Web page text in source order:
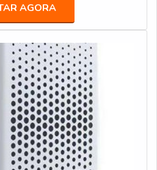
da Veneza Filtros. É possível
acionado por pedal e
garantindo a satisfação da
foco total na qualidade.Ainda
filtro de água gelada de
apenas lucratividade, deve
que tenham ótima
primordiais que são
empresas que não focam na
lembrar que o
adquirido com empresas
AGORA